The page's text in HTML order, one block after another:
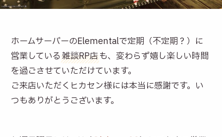
ホームサーバーのElementalで定期（不定期？）に
営業している雑談RP店も、変わらず嬉し楽しい時間
を過ごさせていただけています。
ご来店いただくヒカセン様には本当に感謝です。い
つもありがとうございます。